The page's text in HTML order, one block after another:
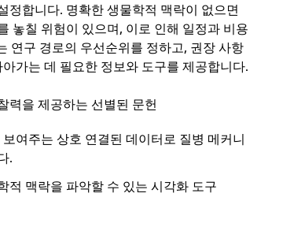
정합니다. 명확한 생물학적 맥락이 없으면
놓칠 위험이 있으며, 이로 인해 일정과 비용
연구 경로의 우선순위를 정하고, 권장 사항
가는 데 필요한 정보와 도구를 제공합니다.
력을 제공하는 선별된 문헌
여주는 상호 연결된 데이터로 질병 메커니
.
적 맥락을 파악할 수 있는 시각화 도구